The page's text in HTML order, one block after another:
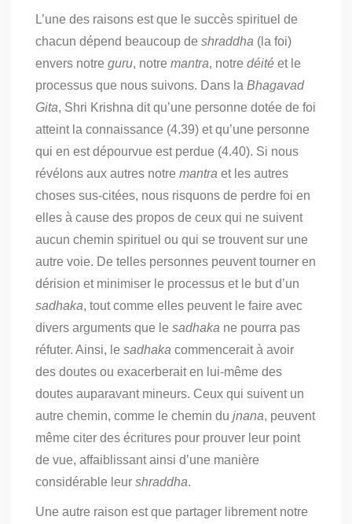
L’une des raisons est que le succès spirituel de
chacun dépend beaucoup de shraddha (la foi)
envers notre guru, notre mantra, notre déité et le
processus que nous suivons. Dans la Bhagavad
Gita, Shri Krishna dit qu’une personne dotée de foi
atteint la connaissance (4.39) et qu’une personne
qui en est dépourvue est perdue (4.40). Si nous
révélons aux autres notre mantra et les autres
choses sus-citées, nous risquons de perdre foi en
elles à cause des propos de ceux qui ne suivent
aucun chemin spirituel ou qui se trouvent sur une
autre voie. De telles personnes peuvent tourner en
dérision et minimiser le processus et le but d’un
sadhaka, tout comme elles peuvent le faire avec
divers arguments que le sadhaka ne pourra pas
réfuter. Ainsi, le sadhaka commencerait à avoir
des doutes ou exacerberait en lui-même des
doutes auparavant mineurs. Ceux qui suivent un
autre chemin, comme le chemin du jnana, peuvent
même citer des écritures pour prouver leur point
de vue, affaiblissant ainsi d’une manière
considérable leur shraddha.
Une autre raison est que partager librement notre